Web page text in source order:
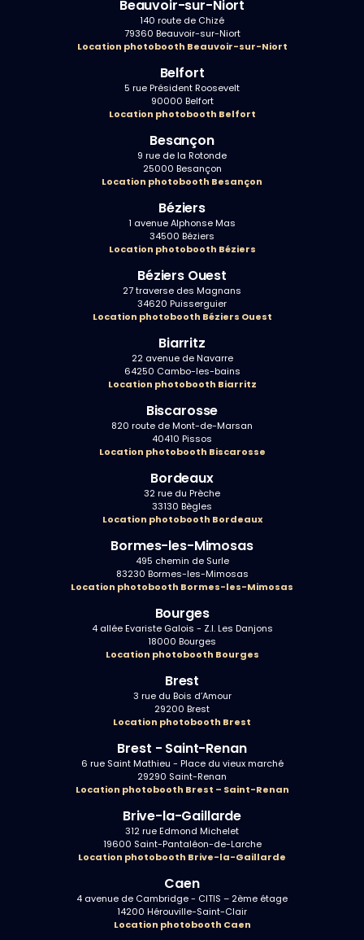
Beauvoir-sur-Niort
140 route de Chizé
79360 Beauvoir-sur-Niort
Location photobooth Beauvoir-sur-Niort
Belfort
5 rue Président Roosevelt
90000 Belfort
Location photobooth Belfort
Besançon
9 rue de la Rotonde
25000 Besançon
Location photobooth Besançon
Béziers
1 avenue Alphonse Mas
34500 Béziers
Location photobooth Béziers
Béziers Ouest
27 traverse des Magnans
34620 Puisserguier
Location photobooth Béziers Ouest
Biarritz
22 avenue de Navarre
64250 Cambo-les-bains
Location photobooth Biarritz
Biscarosse
820 route de Mont-de-Marsan
40410 Pissos
Location photobooth Biscarosse
Bordeaux
32 rue du Prèche
33130 Bègles
Location photobooth Bordeaux
Bormes-les-Mimosas
495 chemin de Surle
83230 Bormes-les-Mimosas
Location photobooth Bormes-les-Mimosas
Bourges
4 allée Evariste Galois - Z.I. Les Danjons
18000 Bourges
Location photobooth Bourges
Brest
3 rue du Bois d’Amour
29200 Brest
Location photobooth Brest
Brest - Saint-Renan
6 rue Saint Mathieu - Place du vieux marché
29290 Saint-Renan
Location photobooth Brest – Saint-Renan
Brive-la-Gaillarde
312 rue Edmond Michelet
19600 Saint-Pantaléon-de-Larche
Location photobooth Brive-la-Gaillarde
Caen
4 avenue de Cambridge - CITIS – 2ème étage
14200 Hérouville-Saint-Clair
Location photobooth Caen